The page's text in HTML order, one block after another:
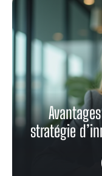
stratégie